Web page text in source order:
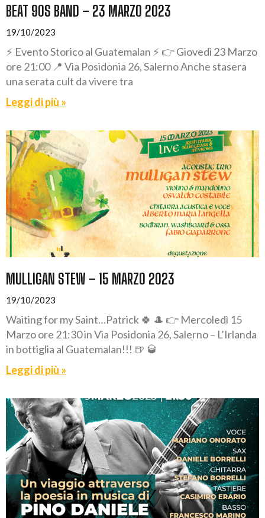
BEAT 90S BAND – 23 MARZO 2023
19/10/2023
⚡ Evento Storico al Guatemalan ⚡ 👉 Giovedì 23 Marzo
ore 21:00 📍 Via Posidonia 26, Salerno Anche stasera
una serata cult da vivere tra
Leggi di più »
MULLIGAN STEW – 15 MARZO 2023
19/10/2023
Waiting for my Saint…Patrick 🍀 🎩 👉 Mercoledì 15
Marzo ore 21:30 in Via Posidonia 26, Salerno – L’Irlanda
in bottiglia al Guatemalan!!! 🍺 🥃
Leggi di più »